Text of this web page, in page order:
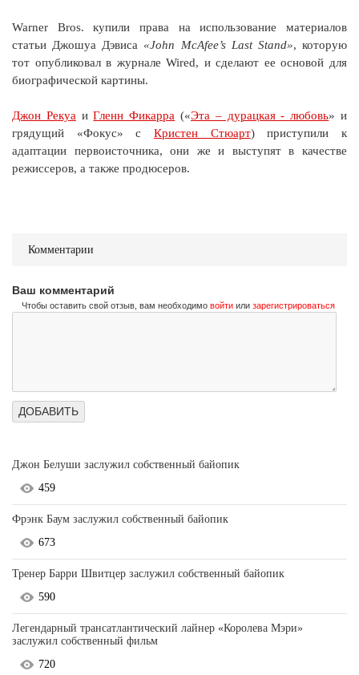
Warner Bros. купили права на использование материалов
статьи Джошуа Дэвиса «John McAfee’s Last Stand», которую
тот опубликовал в журнале Wired, и сделают ее основой для
биографической картины.
Джон Рекуа иГленн Фикарра («Эта – дурацкая - любовь» и
грядущий «Фокус» с Кристен Стюарт) приступили к
адаптации первоисточника, они же и выступят в качестве
режиссеров, а также продюсеров.
Комментарии
Ваш комментарий
Чтобы оставить свой отзыв, вам необходимо войти или зарегистрироваться
Джон Белуши заслужил собственный байопик
459
Фрэнк Баум заслужил собственный байопик
673
Тренер Барри Швитцер заслужил собственный байопик
590
Легендарный трансатлантический лайнер «Королева Мэри»
заслужил собственный фильм
720